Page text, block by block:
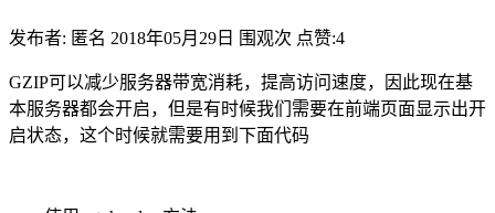
发布者: 匿名 2018年05月29日 围观次 点赞:4
GZIP可以减少服务器带宽消耗，提高访问速度，因此现在基
本服务器都会开启，但是有时候我们需要在前端页面显示出开
启状态，这个时候就需要用到下面代码